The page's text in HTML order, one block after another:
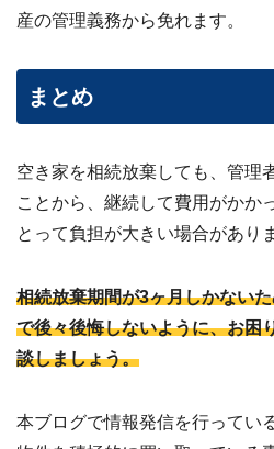
産の管理義務から免れます。
まとめ
空き家を相続放棄しても、管理
ことから、継続して費用がかか
とって負担が大きい場合があり
相続放棄期間が3ヶ月しかない
で後々後悔しないように、お困
談しましょう。
本ブログで情報発信を行ってい